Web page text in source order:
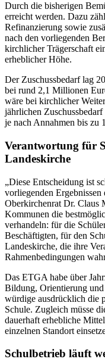
Durch die bisherigen
erreicht werden. Dazu
Refinanzierung sowie
nach den vorliegenden
kirchlicher Trägerschaft
erheblicher Höhe.
Der Zuschussbedarf lag
bei rund 2,1 Millionen
wäre bei kirchlicher
jährlichen
je nach Annahmen bis zu
Verantwortung für
Landeskirche
„Diese Entscheidung ist
vorliegenden Ergebnissen
Oberkirchenrat Dr. Claus
Kommunen die
verhandeln: für die
Beschäftigten, für den
Landeskirche, die ihre
Rahmenbedingungen
Das ETGA habe über
Bildung, Orientierung
würdige ausdrücklich die
Schule. Zugleich müsse
dauerhaft erhebliche
einzelnen Standort
Schulbetrieb läuft